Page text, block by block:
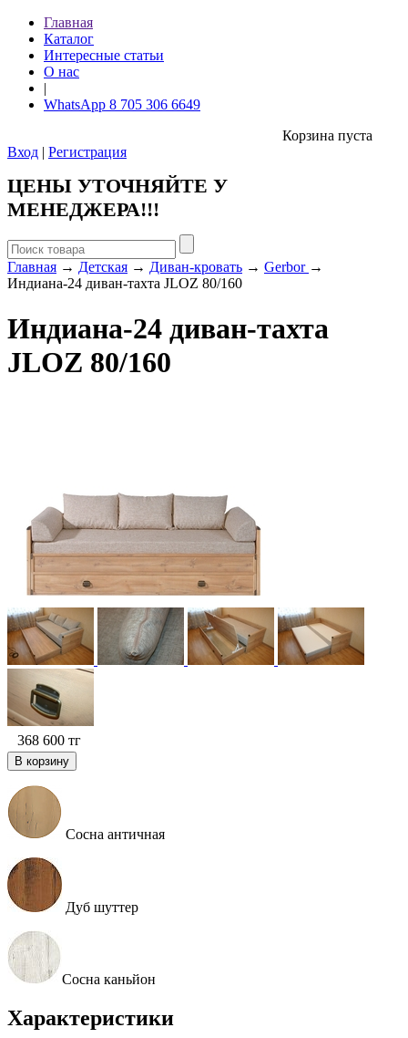
Главная
Каталог
Интересные статьи
О нас
|
WhatsApp 8 705 306 6649
Корзина пуста
Вход | Регистрация
ЦЕНЫ УТОЧНЯЙТЕ У
МЕНЕДЖЕРА!!!
Главная → Детская → Диван-кровать → Gerbor →
Индиана-24 диван-тахта JLOZ 80/160
Индиана-24 диван-тахта
JLOZ 80/160
368 600 тг
В корзину
Сосна античная
Дуб шуттер
Сосна каньйон
Характеристики